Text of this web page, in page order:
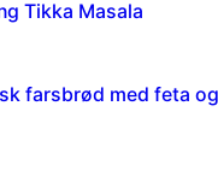
Tikka Masala
farsbrød med feta